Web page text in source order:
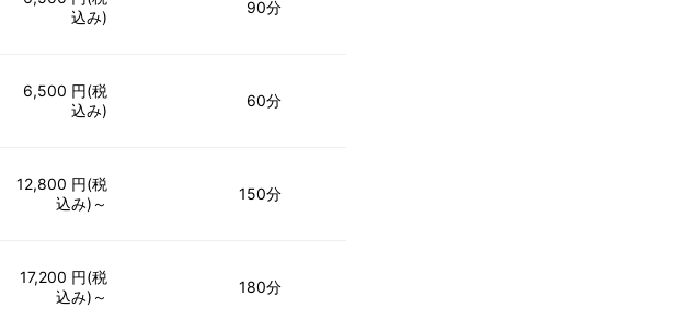
込み)
90分
6,500 円(税
込み)
60分
12,800 円(税
込み)～
150分
17,200 円(税
込み)～
180分